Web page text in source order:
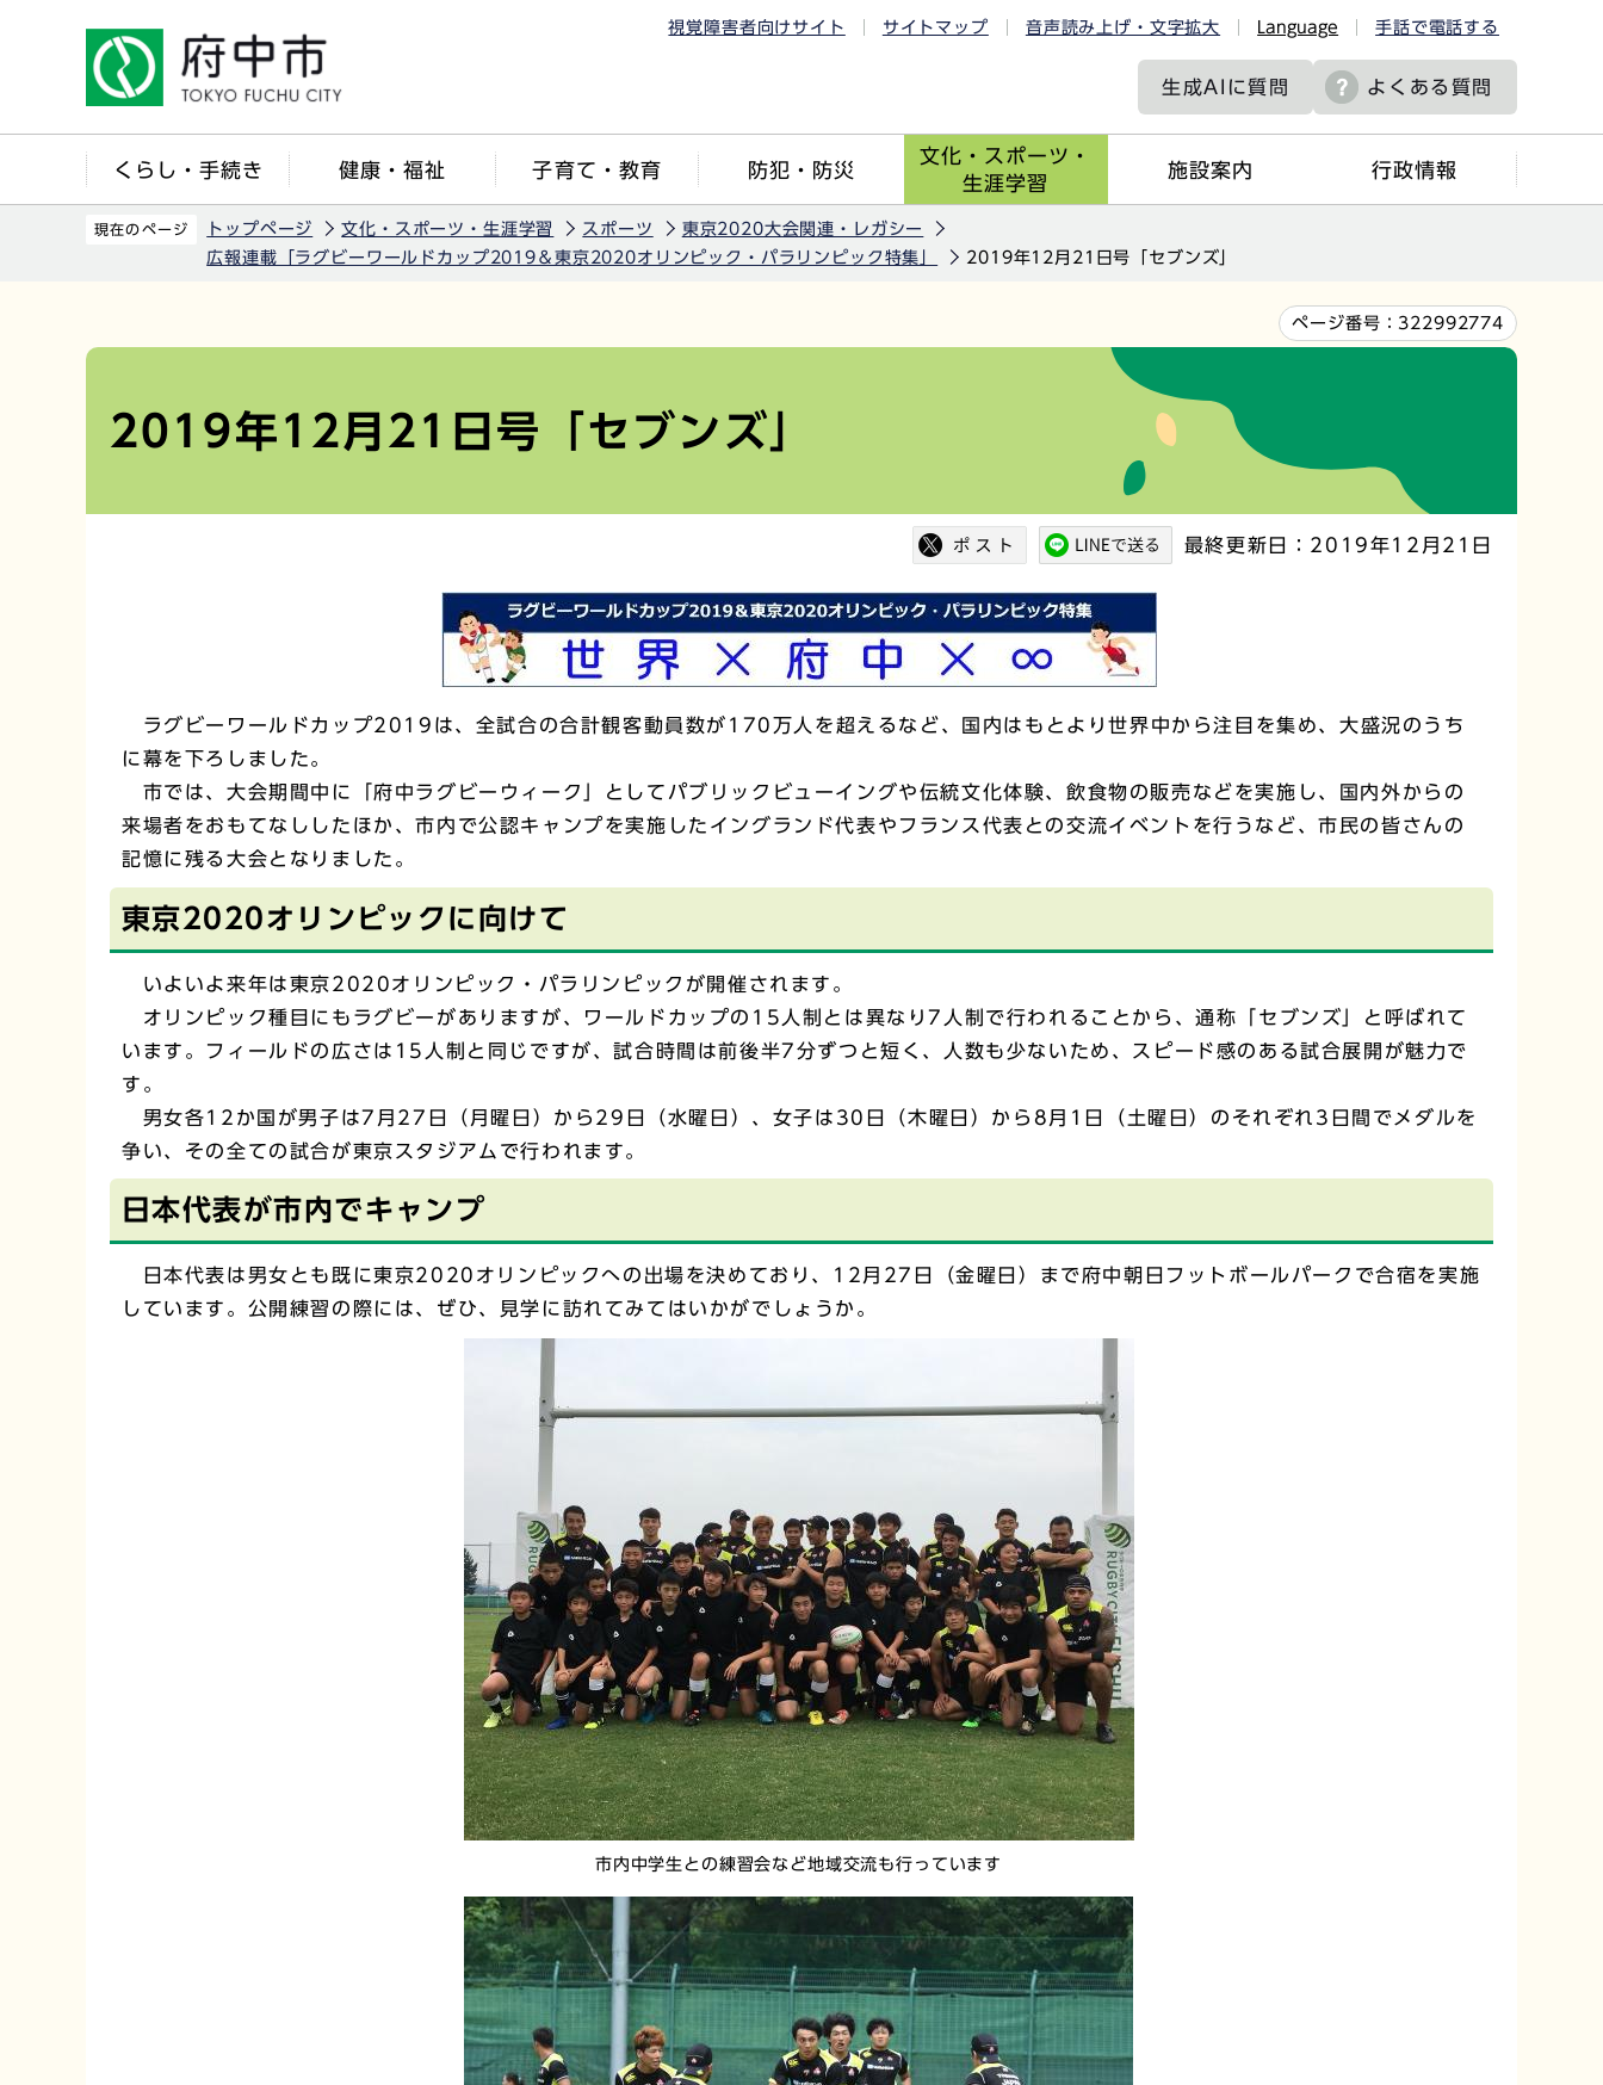
視覚障害者向けサイト サイトマップ 音声読み上げ・文字拡大 Language 手話で電話する
生成AIに質問 よくある質問
くらし・手続き 健康・福祉 子育て・教育 防犯・防災
文化・スポーツ・
生涯学習
施設案内 行政情報
現在のページ トップページ 文化・スポーツ・生涯学習 スポーツ
東京2020大会関連・レガシー
広報連載「ラグビーワールドカップ2019＆東京2020オリンピック・パラリンピック特集」
2019年12月21日号「セブンズ」
ページ番号： 322992774
2019年12月21日号「セブンズ」
最終更新日：2019年12月21日
ラグビーワールドカップ2019は、全試合の合計観客動員数が170万人を超えるなど、国内はもとより世界中から注目を集め、大盛況のうち
に幕を下ろしました。
市では、大会期間中に「府中ラグビーウィーク」としてパブリックビューイングや伝統文化体験、飲食物の販売などを実施し、国内外からの
来場者をおもてなししたほか、市内で公認キャンプを実施したイングランド代表やフランス代表との交流イベントを行うなど、市民の皆さんの
記憶に残る大会となりました。
東京2020オリンピックに向けて
いよいよ来年は東京2020オリンピック・パラリンピックが開催されます。
オリンピック種目にもラグビーがありますが、ワールドカップの15人制とは異なり7人制で行われることから、通称「セブンズ」と呼ばれて
います。フィールドの広さは15人制と同じですが、試合時間は前後半7分ずつと短く、人数も少ないため、スピード感のある試合展開が魅力で
す。
男女各12か国が男子は7月27日（月曜日）から29日（水曜日）、女子は30日（木曜日）から8月1日（土曜日）のそれぞれ3日間でメダルを
争い、その全ての試合が東京スタジアムで行われます。
日本代表が市内でキャンプ
日本代表は男女とも既に東京2020オリンピックへの出場を決めており、12月27日（金曜日）まで府中朝日フットボールパークで合宿を実施
しています。公開練習の際には、ぜひ、見学に訪れてみてはいかがでしょうか。
市内中学生との練習会など地域交流も行っています